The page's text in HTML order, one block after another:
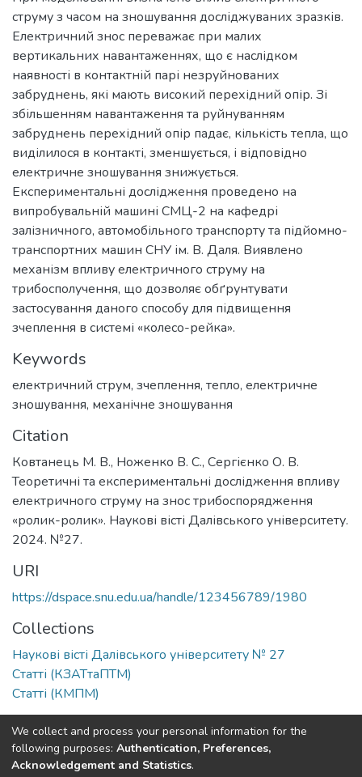
струму з часом на зношування досліджуваних зразків.
Електричний знос переважає при малих
вертикальних навантаженнях, що є наслідком
наявності в контактній парі незруйнованих
забруднень, які мають високий перехідний опір. Зі
збільшенням навантаження та руйнуванням
забруднень перехідний опір падає, кількість тепла, що
виділилося в контакті, зменшується, і відповідно
електричне зношування знижується.
Експериментальні дослідження проведено на
випробувальній машині СМЦ-2 на кафедрі
залізничного, автомобільного транспорту та підйомно-
транспортних машин СНУ ім. В. Даля. Виявлено
механізм впливу електричного струму на
трибосполучення, що дозволяє обґрунтувати
застосування даного способу для підвищення
зчеплення в системі «колесо-рейка».
Keywords
електричний струм, зчеплення, тепло, електричне
зношування, механічне зношування
Citation
Ковтанець М. В., Ноженко В. С., Сергієнко О. В.
Теоретичні та експериментальні дослідження впливу
електричного струму на знос трибоспорядження
«ролик-ролик». Наукові вісті Далівського університету.
2024. №27.
URI
https://dspace.snu.edu.ua/handle/123456789/1980
Collections
Наукові вісті Далівського університету № 27
Статті (КЗАТтаПТМ)
Статті (КМПМ)
Full item page
Dspace & Volodymyr Dahl East Ukrainian National University
We collect and process your personal information for the
following purposes: Authentication, Preferences,
Acknowledgement and Statistics.